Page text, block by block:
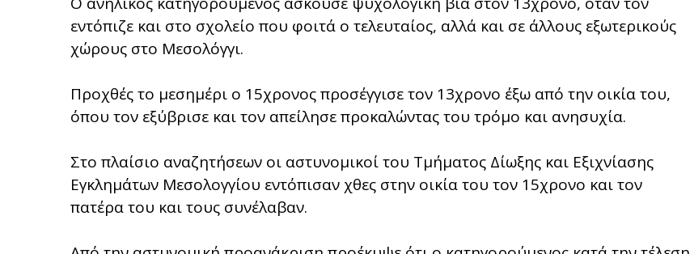
εντόπιζε και στο σχολείο που φοιτά ο τελευταίος, αλλά και σε άλλους εξωτερικούς
χώρους στο Μεσολόγγι.
Προχθές το μεσημέρι ο 15χρονος προσέγγισε τον 13χρονο έξω από την οικία του,
όπου τον εξύβρισε και τον απείλησε προκαλώντας του τρόμο και ανησυχία.
Στο πλαίσιο αναζητήσεων οι αστυνομικοί του Τμήματος Δίωξης και Εξιχνίασης
Εγκλημάτων Μεσολογγίου εντόπισαν χθες στην οικία του τον 15χρονο και τον
πατέρα του και τους συνέλαβαν.